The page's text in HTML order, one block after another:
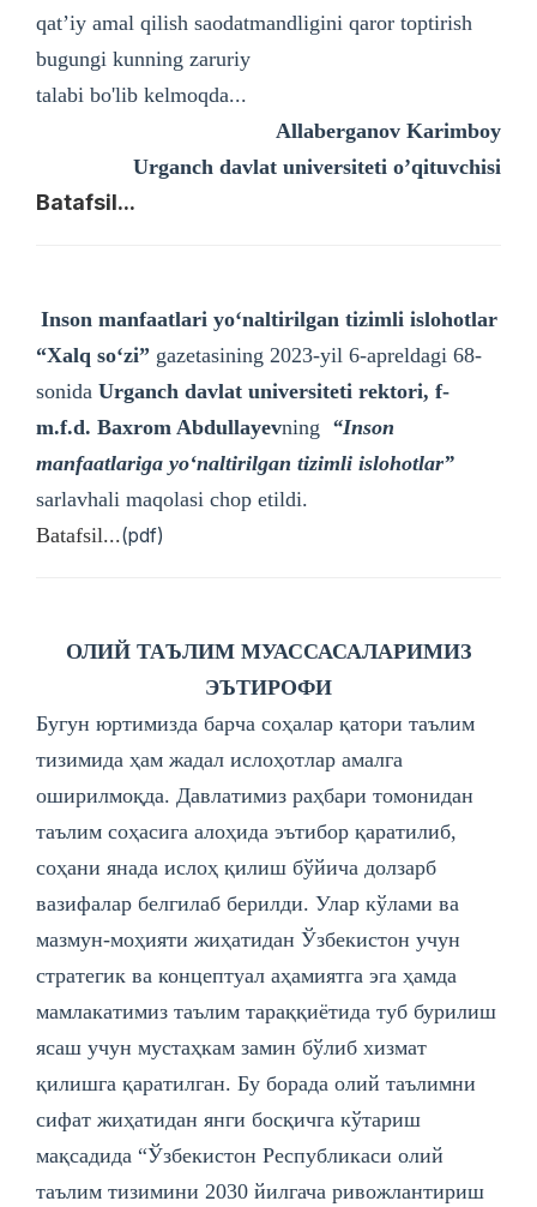
qat’iy amal qilish saodatmandligini qaror toptirish
bugungi kunning zaruriy
talabi bo'lib kelmoqda...
Allaberganov Karimboy
Urganch davlat universiteti o’qituvchisi
Batafsil...
Inson manfaatlari yoʻnaltirilgan tizimli islohotlar
“Xalq soʻzi” gazetasining 2023-yil 6-apreldagi 68-
sonida Urganch davlat universiteti rektori, f-
m.f.d. Baxrom Abdullayevning “Inson
manfaatlariga yoʻnaltirilgan tizimli islohotlar”
sarlavhali maqolasi chop etildi.
Batafsil...(pdf)
ОЛИЙ ТАЪЛИМ МУАССАСАЛАРИМИЗ
ЭЪТИРОФИ
Бугун юртимизда барча соҳалар қатори таълим
тизимида ҳам жадал ислоҳотлар амалга
оширилмоқда. Давлатимиз раҳбари томонидан
таълим соҳасига алоҳида эътибор қаратилиб,
соҳани янада ислоҳ қилиш бўйича долзарб
вазифалар белгилаб берилди. Улар кўлами ва
мазмун-моҳияти жиҳатидан Ўзбекистон учун
стратегик ва концептуал аҳамиятга эга ҳамда
мамлакатимиз таълим тараққиётида туб бурилиш
ясаш учун мустаҳкам замин бўлиб хизмат
қилишга қаратилган. Бу борада олий таълимни
сифат жиҳатидан янги босқичга кўтариш
мақсадида “Ўзбекистон Республикаси олий
таълим тизимини 2030 йилгача ривожлантириш